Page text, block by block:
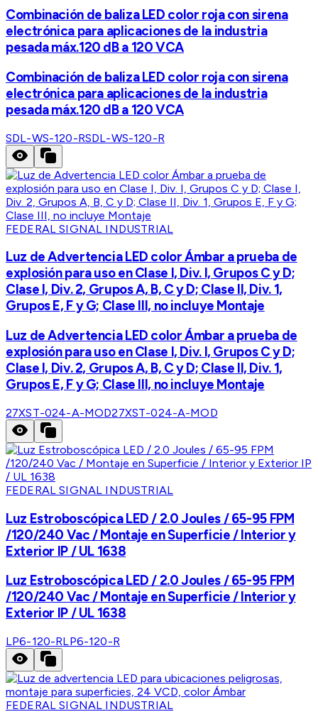
Combinación de baliza LED color roja con sirena
electrónica para aplicaciones de la industria
pesada máx.120 dB a 120 VCA
Combinación de baliza LED color roja con sirena
electrónica para aplicaciones de la industria
pesada máx.120 dB a 120 VCA
SDL-WS-120-RSDL-WS-120-R
FEDERAL SIGNAL INDUSTRIAL
Luz de Advertencia LED color Ámbar a prueba de
explosión para uso en Clase I, Div. I, Grupos C y D;
Clase I, Div. 2, Grupos A, B, C y D; Clase II, Div. 1,
Grupos E, F y G; Clase III, no incluye Montaje
Luz de Advertencia LED color Ámbar a prueba de
explosión para uso en Clase I, Div. I, Grupos C y D;
Clase I, Div. 2, Grupos A, B, C y D; Clase II, Div. 1,
Grupos E, F y G; Clase III, no incluye Montaje
27XST-024-A-MOD27XST-024-A-MOD
FEDERAL SIGNAL INDUSTRIAL
Luz Estroboscópica LED / 2.0 Joules / 65-95 FPM
/120/240 Vac / Montaje en Superficie / Interior y
Exterior IP / UL 1638
Luz Estroboscópica LED / 2.0 Joules / 65-95 FPM
/120/240 Vac / Montaje en Superficie / Interior y
Exterior IP / UL 1638
LP6-120-RLP6-120-R
FEDERAL SIGNAL INDUSTRIAL